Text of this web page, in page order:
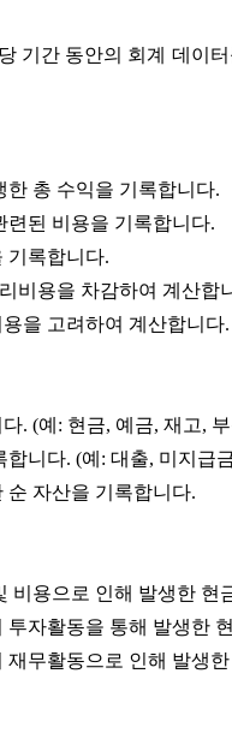
기간 동안의 회계 데이
총 수익을 기록합니다.
된 비용을 기록합니다.
기록합니다.
비용을 차감하여 계산합
을 고려하여 계산합니다.
. (예: 현금, 예금, 재고,
니다. (예: 대출, 미지급
자산을 기록합니다.
용으로 인해 발생한 현
자활동을 통해 발생한
무활동으로 인해 발생